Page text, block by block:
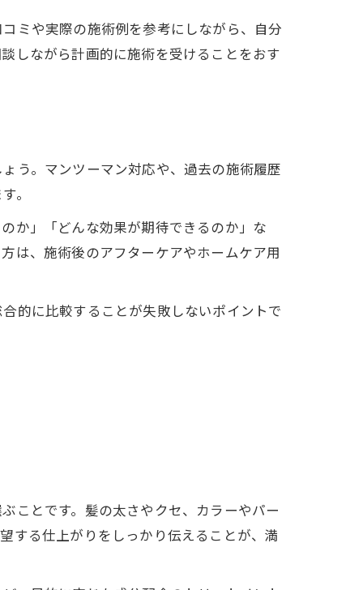
ミや実際の施術例を参考にしながら、自分
しながら計画的に施術を受けることをおす
う。マンツーマン対応や、過去の施術履歴
。
か」「どんな効果が期待できるのか」な
は、施術後のアフターケアやホームケア用
的に比較することが失敗しないポイントで
ことです。髪の太さやクセ、カラーやパー
する仕上がりをしっかり伝えることが、満